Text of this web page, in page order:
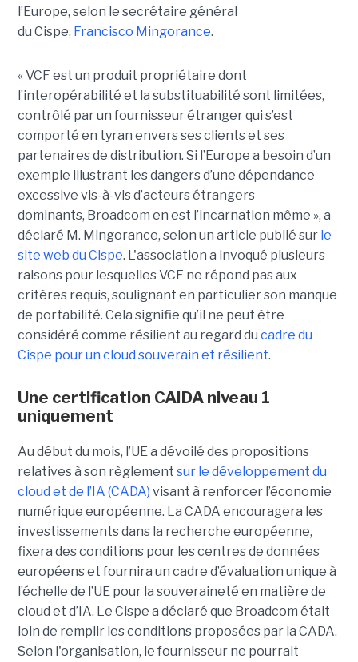
l’Europe, selon le secrétaire général
du Cispe, Francisco Mingorance.
« VCF est un produit propriétaire dont
l’interopérabilité et la substituabilité sont limitées,
contrôlé par un fournisseur étranger qui s’est
comporté en tyran envers ses clients et ses
partenaires de distribution. Si l’Europe a besoin d’un
exemple illustrant les dangers d’une dépendance
excessive vis-à-vis d’acteurs étrangers
dominants, Broadcom en est l’incarnation même », a
déclaré M. Mingorance, selon un article publié sur le
site web du Cispe. L'association a invoqué plusieurs
raisons pour lesquelles VCF ne répond pas aux
critères requis, soulignant en particulier son manque
de portabilité. Cela signifie qu’il ne peut être
considéré comme résilient au regard du cadre du
Cispe pour un cloud souverain et résilient.
Une certification CAIDA niveau 1
uniquement
Au début du mois, l’UE a dévoilé des propositions
relatives à son règlement sur le développement du
cloud et de l’IA (CADA) visant à renforcer l’économie
numérique européenne. La CADA encouragera les
investissements dans la recherche européenne,
fixera des conditions pour les centres de données
européens et fournira un cadre d’évaluation unique à
l’échelle de l’UE pour la souveraineté en matière de
cloud et d’IA. Le Cispe a déclaré que Broadcom était
loin de remplir les conditions proposées par la CADA.
Selon l'organisation, le fournisseur ne pourrait